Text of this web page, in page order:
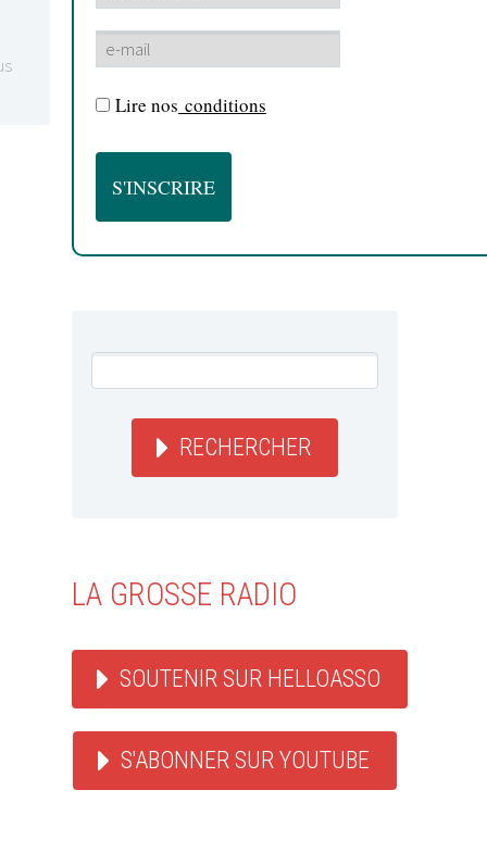
Lire nos conditions
RECHERCHER
LA GROSSE RADIO
SOUTENIR SUR HELLOASSO
S'ABONNER SUR YOUTUBE